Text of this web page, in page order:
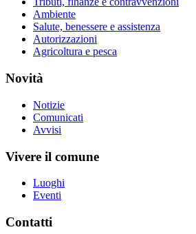
Ambiente
Salute, benessere e assistenza
Autorizzazioni
Agricoltura e pesca
Novità
Notizie
Comunicati
Avvisi
Vivere il comune
Luoghi
Eventi
Contatti